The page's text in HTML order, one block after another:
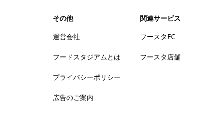
その他
運営会社
フードスタジアムとは
プライバシーポリシー
広告のご案内
関連サービス
フースタFC
フースタ店舗